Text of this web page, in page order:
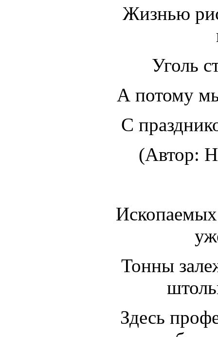
Жизнью
Уголь
А потому
С
(Автор:
Тонны
Здесь